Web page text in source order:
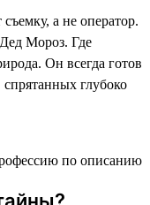
а не оператор.
Мороз. Где
Он всегда готов
глубоко